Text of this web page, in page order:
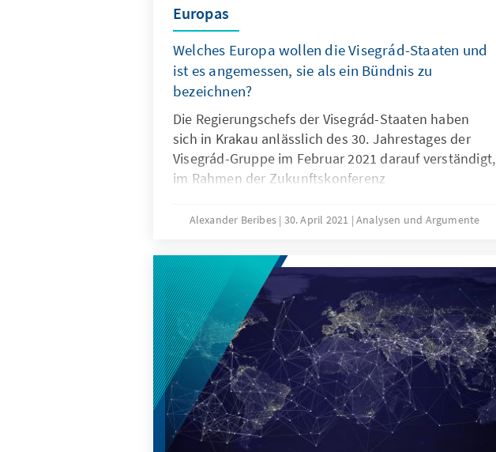
Europas
Welches Europa wollen die Visegrád-Staaten und
ist es angemessen, sie als ein Bündnis zu
bezeichnen?
Die Regierungschefs der Visegrád-Staaten haben
sich in Krakau anlässlich des 30. Jahrestages der
Visegrád-Gruppe im Februar 2021 darauf verständigt,
im Rahmen der Zukunftskonferenz
für welches Europa stehen die Visegrád-Staaten?
Alexander Beribes 30. April 2021 Analysen und Argumente